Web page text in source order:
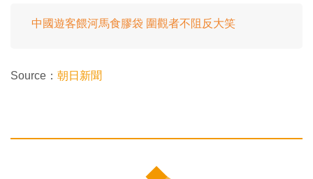
中國遊客餵河馬食膠袋 圍觀者不阻反大笑
Source： 朝日新聞